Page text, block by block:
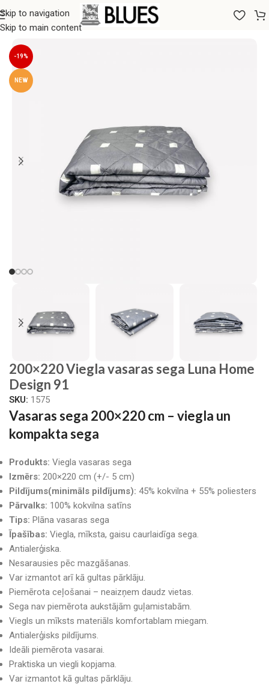
Skip to navigation
Skip to main content
Sākums/Segas/Vasaras segas
-19%
NEW
200×220 Viegla vasaras sega Luna Home
Design 91
SKU: 1575
Vasaras sega 200×220 cm – viegla un
kompakta sega
Produkts: Viegla vasaras sega
Izmērs: 200×220 cm (+/- 5 cm)
Pildījums(minimāls pildījums): 45% kokvilna + 55% poliesters
Pārvalks: 100% kokvilna satīns
Tips: Plāna vasaras sega
Īpašības: Viegla, mīksta, gaisu caurlaidīga sega.
Antialerģiska.
Nesarausies pēc mazgāšanas.
Var izmantot arī kā gultas pārklāju.
Piemērota ceļošanai – neaizņem daudz vietas.
Sega nav piemērota aukstājām guļamistabām.
Viegls un mīksts materiāls komfortablam miegam.
Antialerģisks pildījums.
Ideāli piemērota vasarai.
Praktiska un viegli kopjama.
Var izmantot kā gultas pārklāju.